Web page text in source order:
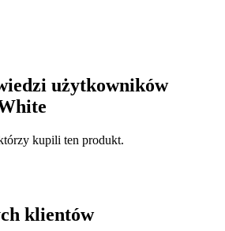
użytkowników
kupili ten produkt.
klientów